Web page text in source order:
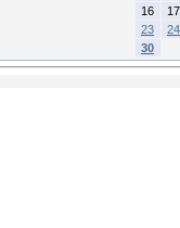
16
17
23
24
30